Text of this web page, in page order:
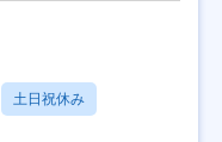
土日祝休み